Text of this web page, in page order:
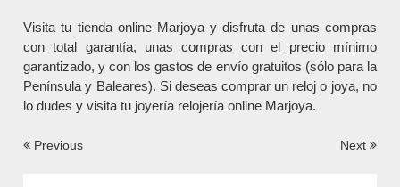
Visita tu tienda online Marjoya y disfruta de unas compras
con total garantía, unas compras con el precio mínimo
garantizado, y con los gastos de envío gratuitos (sólo para la
Península y Baleares). Si deseas comprar un reloj o joya, no
lo dudes y visita tu joyería relojería online Marjoya.
Navegación
Previous Next